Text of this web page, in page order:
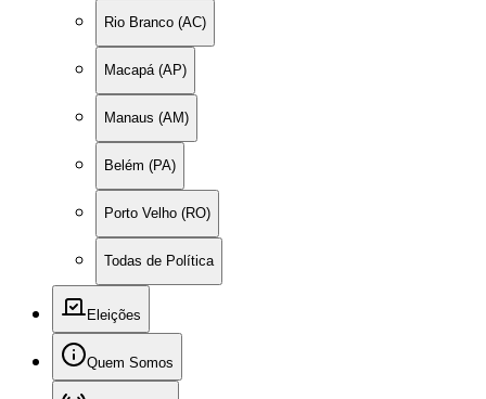
Rio Branco (AC)
Macapá (AP)
Manaus (AM)
Belém (PA)
Porto Velho (RO)
Todas de Política
Eleições
Quem Somos